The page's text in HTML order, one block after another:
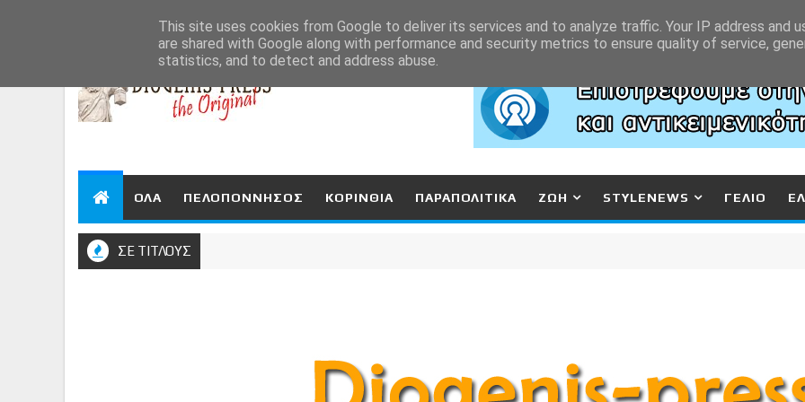
ΟΛΑ ΠΕΛΟΠΟΝΝΗΣΟΣ ΚΟΡΙΝΘΙΑ ΠΑΡΑΠΟΛΙΤΙΚΑ ΖΩΗ STYLENEWS ΓΕΛΙΟ
ΣΕ ΤΙΤΛΟΥΣ
This site uses cookies from Google to deliver its services and to analyze traffic. Your IP address and
are shared with Google along with performance and security metrics to ensure quality of service,
statistics, and to detect and address abuse.